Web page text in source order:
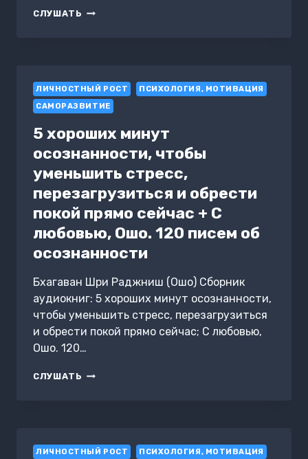
СЛУШАТЬ С
ЛИЧНОСТНЫЙ РОСТ
ПСИХОЛОГИЯ, МОТИВАЦИЯ
САМОРАЗВИТИЕ
5 хороших минут
осознанности, чтобы
уменьшить стресс,
перезагрузиться и обрести
покой прямо сейчас + С
любовью, Ошо. 120 писем об
осознанности
Бхагаван Шри Раджниш (Ошо) Сборник
аудиокниг: 5 хороших минут осознанности,
чтобы уменьшить стресс, перезагрузиться
и обрести покой прямо сейчас; С любовью,
Ошо. 120…
СЛУШАТЬ 5
СТРЕСС,
ЛИЧНОСТНЫЙ РОСТ
ПСИХОЛОГИЯ, МОТИВАЦИЯ